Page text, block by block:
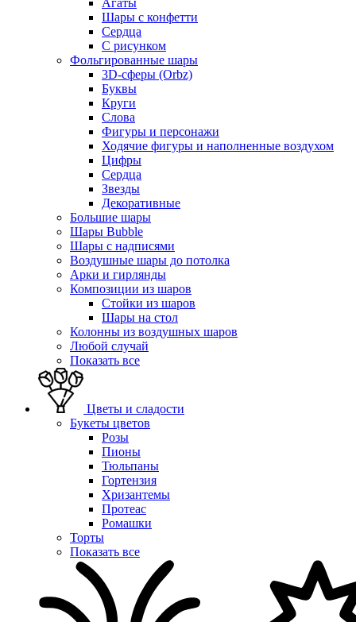
Шары с конфетти
Сердца
С рисунком
Фольгированные шары
3D-сферы (Orbz)
Буквы
Круги
Слова
Фигуры и персонажи
Ходячие фигуры и наполненные воздухом
Цифры
Сердца
Звезды
Декоративные
Большие шары
Шары Bubble
Шары с надписями
Воздушные шары до потолка
Арки и гирлянды
Композиции из шаров
Стойки из шаров
Шары на стол
Колонны из воздушных шаров
Любой случай
Показать все
Цветы и сладости
Букеты цветов
Розы
Пионы
Тюльпаны
Гортензия
Хризантемы
Протеас
Ромашки
Торты
Показать все